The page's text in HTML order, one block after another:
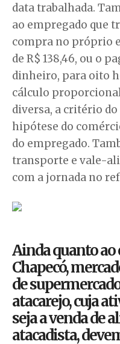
data trabalhada.
ao empregado que
compra no próprio
de R$ 138,46, ou o
dinheiro, para oito
cálculo
diversa, a critério
hipótese do
do empregado.
transporte e vale-
com a jornada no
Ainda quanto ao
Chapecó,
de
atacarejo, cuja
seja a venda de
atacadista,